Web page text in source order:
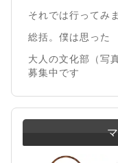
それでは行ってみ
総括。僕は思った
大人の文化部（写
募集中です